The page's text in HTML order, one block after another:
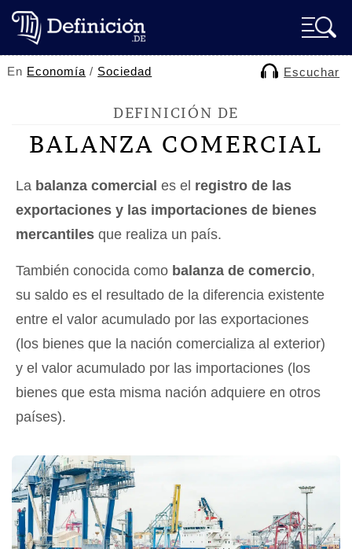
En Economía / Sociedad Escuchar
DEFINICIÓN DE
BALANZA COMERCIAL
La balanza comercial es el registro de las
exportaciones y las importaciones de bienes
mercantiles que realiza un país.
También conocida como balanza de comercio,
su saldo es el resultado de la diferencia existente
entre el valor acumulado por las exportaciones
(los bienes que la nación comercializa al exterior)
y el valor acumulado por las importaciones (los
bienes que esta misma nación adquiere en otros
países).